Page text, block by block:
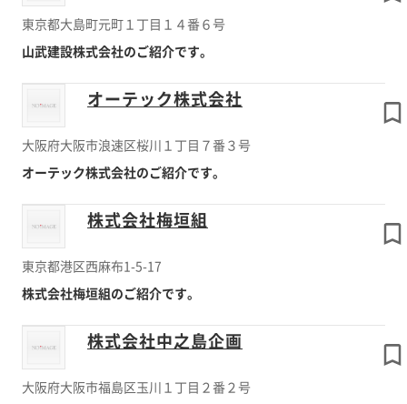
東京都大島町元町１丁目１４番６号
山武建設株式会社のご紹介です。
オーテック株式会社
大阪府大阪市浪速区桜川１丁目７番３号
オーテック株式会社のご紹介です。
株式会社梅垣組
東京都港区西麻布1-5-17
株式会社梅垣組のご紹介です。
株式会社中之島企画
大阪府大阪市福島区玉川１丁目２番２号